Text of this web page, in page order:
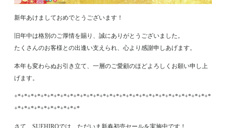
新年あけましておめでとうございます！
旧年中は格別のご厚情を賜り、誠にありがとうございました。
たくさんのお客様との出逢い支えられ、心より感謝申しあげます。
本年も変わらぬお引き立て、一層のご愛顧のほどよろしくお願い申し上
げます。
+*+*+*+*+*+*+*+*+*+*+*+*+*+*+*+*+*+*+*+*+*+*+*+*+*+*+*+*+*+*
+*+*+*+*+*+*+*+*+*+*
さて、SUEHIROでは、ただいま新春初売セールを実施中です！